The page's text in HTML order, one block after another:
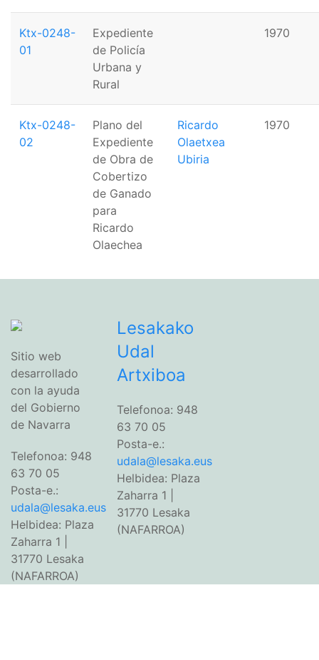
Ktx-0248-
01
Expediente
de Policía
Urbana y
Rural
1970
Ktx-0248-
02
Plano del
Expediente
de Obra de
Cobertizo
de Ganado
para
Ricardo
Olaechea
Ricardo
Olaetxea
Ubiria
1970
Sitio web
desarrollado
con la ayuda
del Gobierno
de Navarra
Telefonoa: 948
63 70 05
Posta-e.:
udala@lesaka.eus
Helbidea: Plaza
Zaharra 1 |
31770 Lesaka
(NAFARROA)
Lesakako
Udal
Artxiboa
Telefonoa: 948
63 70 05
Posta-e.:
udala@lesaka.eus
Helbidea: Plaza
Zaharra 1 |
31770 Lesaka
(NAFARROA)